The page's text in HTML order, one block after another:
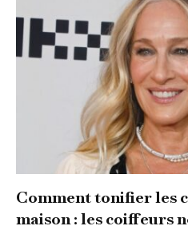
Comment tonifier les
maison : les coiffeurs